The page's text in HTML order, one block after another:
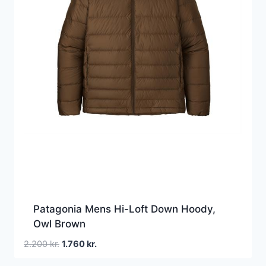
Patagonia Mens Hi-Loft Down Hoody,
Owl Brown
2.200kr. Den
1.760kr.Den